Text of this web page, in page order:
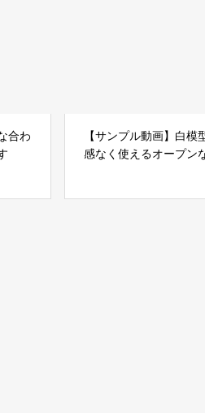
合わ
【サンプル動画】白模
感なく使えるオープン